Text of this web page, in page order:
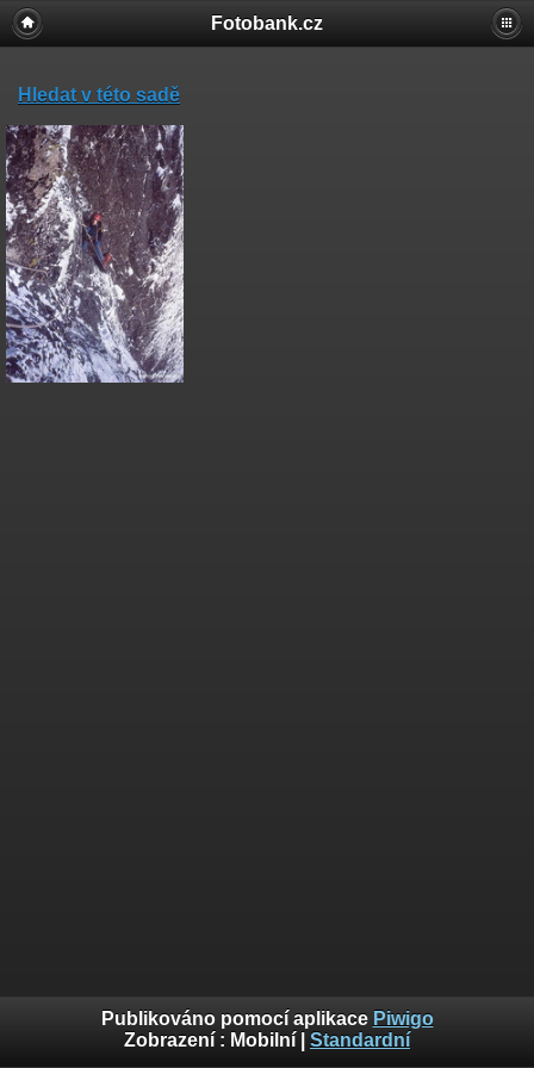
Fotobank.cz
Hledat v této sadě
Publikováno pomocí aplikace Piwigo
Zobrazení : Mobilní Standardní